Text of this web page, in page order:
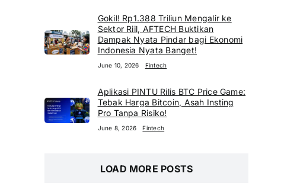
Gokil! Rp1.388 Triliun Mengalir ke
Sektor Riil, AFTECH Buktikan
Dampak Nyata Pindar bagi Ekonomi
Indonesia Nyata Banget!
June 10, 2026 Fintech
Aplikasi PINTU Rilis BTC Price Game:
Tebak Harga Bitcoin, Asah Insting
Pro Tanpa Risiko!
June 8, 2026 Fintech
LOAD MORE POSTS